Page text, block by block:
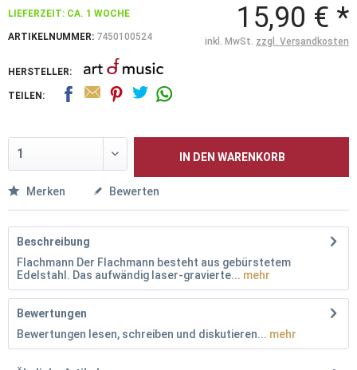
LIEFERZEIT: CA. 1 WOCHE
ARTIKELNUMMER: 7450100524
HERSTELLER:
15,90 € *
inkl. MwSt. zzgl. Versandkosten
TEILEN:
IN DEN WARENKORB
Merken Bewerten
Beschreibung
Flachmann Der Flachmann besteht aus gebürstetem
Edelstahl. Das aufwändig laser-gravierte... mehr
Bewertungen
Bewertungen lesen, schreiben und diskutieren... mehr